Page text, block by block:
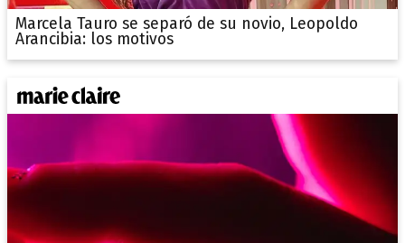
Marcela Tauro se separó de su novio, Leopoldo
Arancibia: los motivos